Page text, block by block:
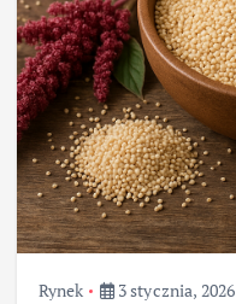
Rynek 3 stycznia, 2026